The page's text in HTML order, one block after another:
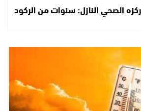
الصحي النازل: سنوات من الركود